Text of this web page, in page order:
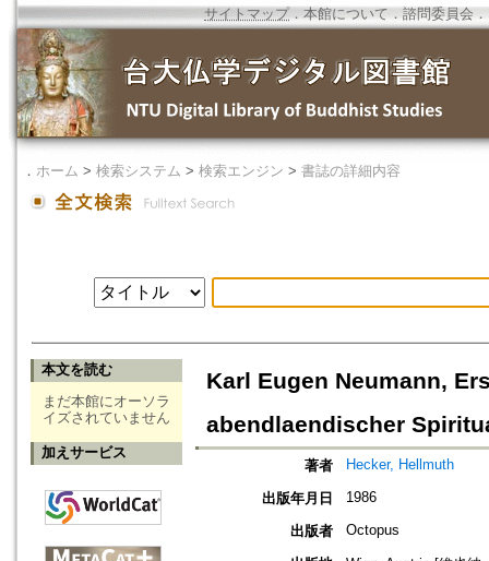
サイトマップ．本館について ． 諮問委員会 ．
． ホーム > 検索システム > 検索エンジン > 書誌の詳細内容
本文を読む
まだ本館にオーソラ
イズされていません
加えサービス
Karl Eugen Neumann,
abendlaendischer
著者 Hecker, Hellmuth
出版年月日 1986
出版者 Octopus